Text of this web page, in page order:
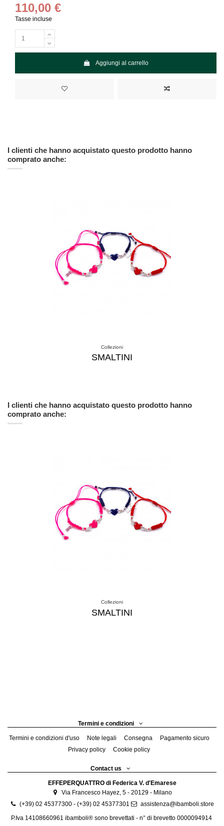
110,00 €
Tasse incluse
Aggiungi al carrello
I clienti che hanno acquistato questo prodotto hanno
comprato anche:
Collezioni
SMALTINI
I clienti che hanno acquistato questo prodotto hanno
comprato anche:
Collezioni
SMALTINI
Termini e condizioni
Termini e condizioni d'uso Note legali Consegna
Pagamento sicuro
Privacy policy
Cookie policy
Contact us
EFFEPERQUATTRO di Federica V. d'Emarese
Via Francesco Hayez, 5 - 20129 - Milano
(+39) 02 45377300 - (+39) 02 45377301
assistenza@ibamboli.store
P.Iva 14108660961 ibamboli® sono brevettati - n° di brevetto 0000094914